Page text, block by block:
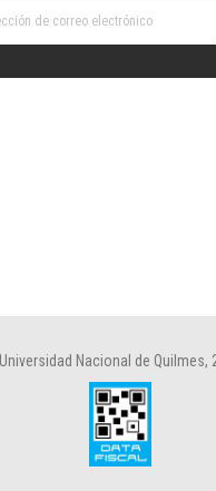
Universidad Nacional de Quilmes,